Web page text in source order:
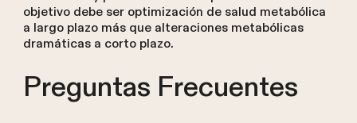
objetivo debe ser optimización de salud metabólica
a largo plazo más que alteraciones metabólicas
dramáticas a corto plazo.
Preguntas Frecuentes